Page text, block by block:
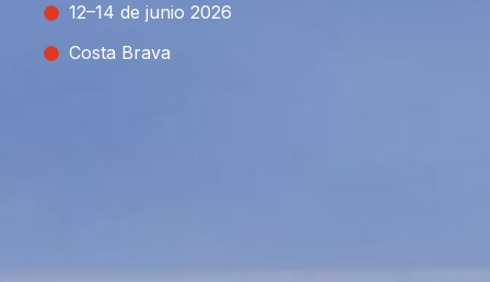
12–14 de junio 2026
Costa Brava